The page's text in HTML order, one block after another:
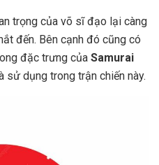
trọng của võ sĩ đạo lại càng
đến. Bên cạnh đó cũng có
đặc trưng của Samurai
dụng trong trận chiến này.